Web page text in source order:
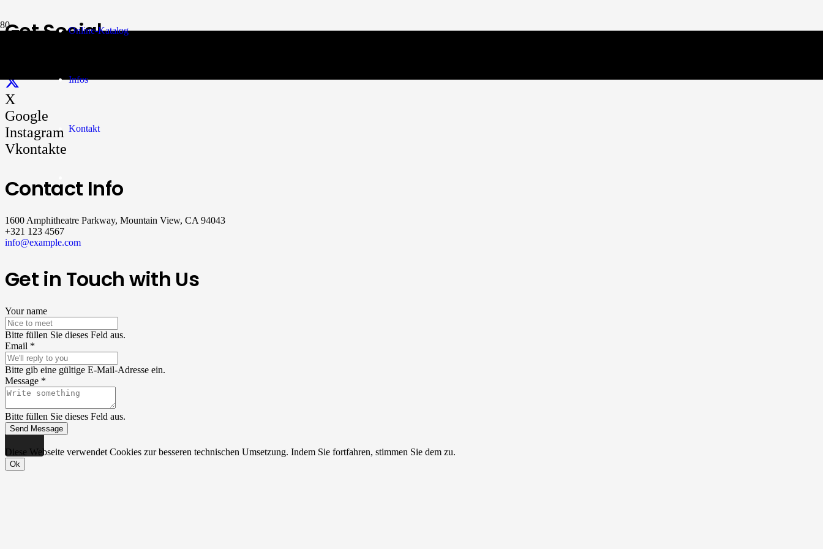
Online-Katalog
Infos
Kontakt
Get Social
X
Google
Instagram
Vkontakte
Contact Info
1600 Amphitheatre Parkway, Mountain View, CA 94043
+321 123 4567
info@example.com
Get in Touch with Us
Your name
Bitte füllen Sie dieses Feld aus.
Email *
Bitte gib eine gültige E-Mail-Adresse ein.
Message *
Bitte füllen Sie dieses Feld aus.
Send Message
Diese Webseite verwendet Cookies zur besseren technischen Umsetzung. Indem Sie fortfahren, stimmen Sie dem zu.
Ok